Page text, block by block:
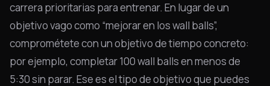
carrera prioritarias para entrenar. En lugar de un
objetivo vago como “mejorar en los wall balls”,
comprométete con un objetivo de tiempo concreto:
por ejemplo, completar 100 wall balls en menos de
5:30 sin parar. Ese es el tipo de objetivo que puedes